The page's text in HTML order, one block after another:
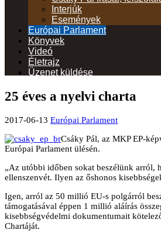
Interjúk
Események
Európai Parlament
Könyvek
Videó
Életrajz
Üzenet küldése
25 éves a nyelvi charta
2017-06-13 Európai Parlament
Csáky Pál, az MKP EP-
Európai Parlament ülésén.
„Az utóbbi időben sokat beszélünk arról,
ellenszenvét. Ilyen az őshonos
Igen, arról az 50 millió EU-s polgárról
támogatásával éppen 1 millió aláírás
kisebbségvédelmi dokumentumait
Chartáját.